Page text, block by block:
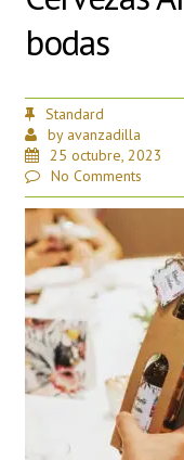
bodas
Standard
by avanzadilla
25 octubre, 2023
No Comments